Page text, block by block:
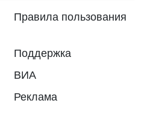
Правила пользования
Поддержка
ВИА
Реклама